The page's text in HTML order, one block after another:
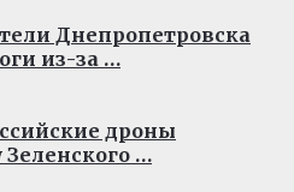
Днепропетровска
из-за …
дроны
…